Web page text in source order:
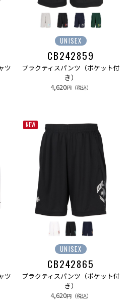
ツ
UNISEX
CB242859
プラクティスパンツ（ポケット付
き）
4,620円（税込）
ツ
NEW
UNISEX
CB242865
プラクティスパンツ（ポケット付
き）
4,620円（税込）